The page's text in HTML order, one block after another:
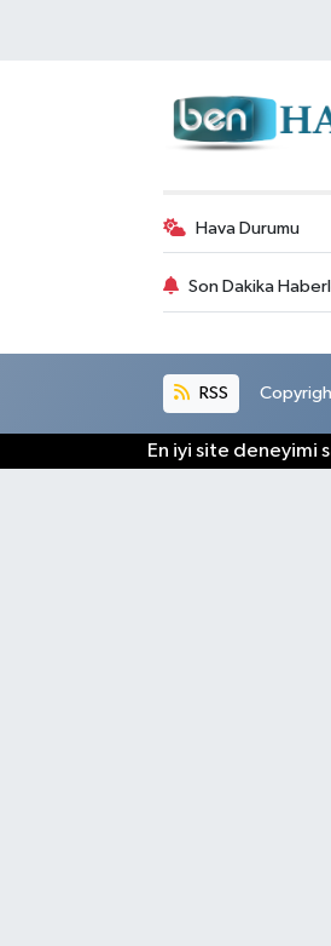
Hava Durumu
Son Dakika
RSS
En iyi site deneyimi
Röportajlar